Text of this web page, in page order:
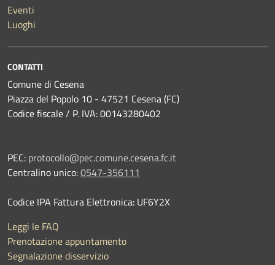
Eventi
Luoghi
CONTATTI
Comune di Cesena
Piazza del Popolo 10 - 47521 Cesena (FC)
Codice fiscale / P. IVA: 00143280402
PEC: protocollo@pec.comune.cesena.fc.it
Centralino unico:0547-356111
Codice IPA Fattura Elettronica: UF6Y2X
Leggi le FAQ
Prenotazione appuntamento
Segnalazione disservizio